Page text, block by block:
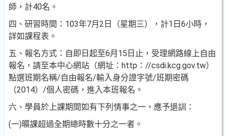
師，計40名。
四、研習時間：103年7月2日（星期三），計1日6小時，
詳如課程表。
五、報名方式：自即日起至6月15日止，受理網路線上自由
報名，請至本中心網站（網址：http：//csdi.kcg.gov.tw）
點選班期名稱/自由報名/輸入身分證字號/班期密碼
（2014）/個人密碼，進入本班報名。
六、學員於上課期間如有下列情事之一，應予退訓：
(一)曠課超過全期總時數十分之一者。